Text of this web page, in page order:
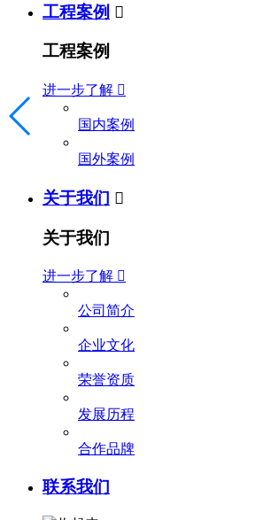
工程案例 
工程案例
进一步了解 
国内案例
国外案例
关于我们 
关于我们
进一步了解 
公司简介
企业文化
荣誉资质
发展历程
合作品牌
联系我们